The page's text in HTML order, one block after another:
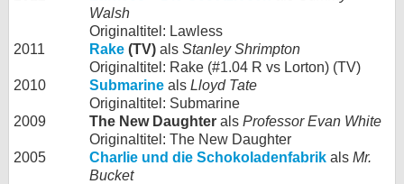
Walsh
Originaltitel: Lawless
2011
Rake (TV) als Stanley Shrimpton
Originaltitel: Rake (#1.04 R vs Lorton) (TV)
2010
Submarine als Lloyd Tate
Originaltitel: Submarine
2009
The New Daughter als Professor Evan White
Originaltitel: The New Daughter
2005
Charlie und die Schokoladenfabrik als Mr.
Bucket